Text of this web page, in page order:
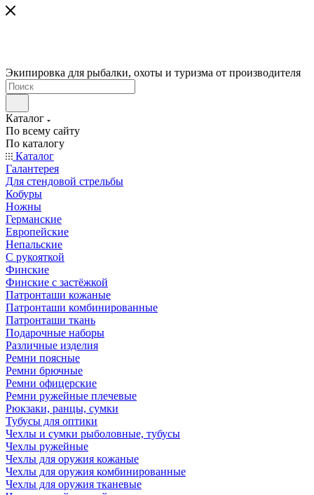
Экипировка для рыбалки, охоты и туризма от производителя
Каталог
По всему сайту
По каталогу
Каталог
Галантерея
Для стендовой стрельбы
Кобуры
Ножны
Германские
Европейские
Непальские
С рукояткой
Финские
Финские с застёжкой
Патронташи кожаные
Патронташи комбинированные
Патронташи ткань
Подарочные наборы
Различные изделия
Ремни поясные
Ремни брючные
Ремни офицерские
Ремни ружейные плечевые
Рюкзаки, ранцы, сумки
Тубусы для оптики
Чехлы и сумки рыболовные, тубусы
Чехлы ружейные
Чехлы для оружия кожаные
Чехлы для оружия комбинированные
Чехлы для оружия тканевые